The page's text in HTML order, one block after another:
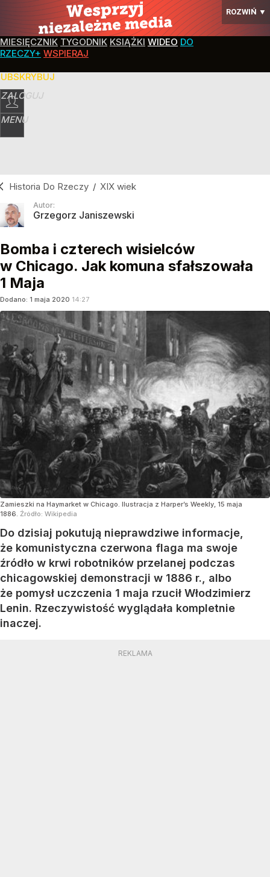
ROZWIŃ ▼
MIESIĘCZNIK TYGODNIK KSIĄŻKI WIDEO DO
RZECZY+ WSPIERAJ
ZALOGUJ
MENU
Historia Do Rzeczy / XIX wiek
Autor:
Grzegorz Janiszewski
Bomba i czterech wisielców
w Chicago. Jak komuna sfałszowała
1 Maja
Dodano: 1 maja 2020 14:27
Zamieszki na Haymarket w Chicago. Ilustracja z Harper’s Weekly, 15 maja
1886. Źródło: Wikipedia
Do dzisiaj pokutują nieprawdziwe informacje,
że komunistyczna czerwona flaga ma swoje
źródło w krwi robotników przelanej podczas
chicagowskiej demonstracji w 1886 r., albo
że pomysł uczczenia 1 maja rzucił Włodzimierz
Lenin. Rzeczywistość wyglądała kompletnie
inaczej.